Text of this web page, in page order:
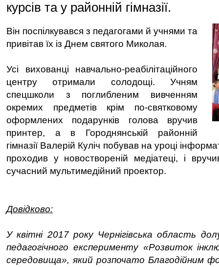
курсів та у районній гімназії.
Він поспілкувався з педагогами й учнями та
привітав їх із Днем святого Миколая.
Усі вихованці навчально-реабілітаційного
центру отримали солодощі. Учням
спецшколи з поглибленим вивченням
окремих предметів крім по-святковому
оформлених подарунків голова вручив
принтер, а в Городнянській районній
гімназії Валерій Куліч побував на уроці
проходив у новоствореній медіатеці, і
сучасний мультимедійний проектор.
Довідково:
У квітні 2017 року Чернігівська область
педагогічного експерименту «Розвиток
середовища», який розпочато Благодійним